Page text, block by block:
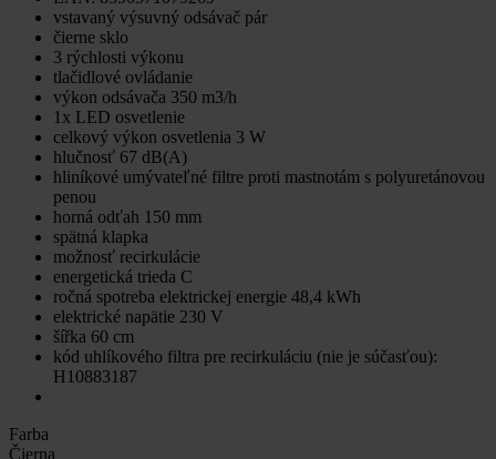
vstavaný výsuvný odsávač pár
čierne sklo
3 rýchlosti výkonu
tlačidlové ovládanie
výkon odsávača 350 m3/h
1x LED osvetlenie
celkový výkon osvetlenia 3 W
hlučnosť 67 dB(A)
hliníkové umývateľné filtre proti mastnotám s polyuretánovou
penou
horná odťah 150 mm
spätná klapka
možnosť recirkulácie
energetická trieda C
ročná spotreba elektrickej energie 48,4 kWh
elektrické napätie 230 V
šířka 60 cm
kód uhlíkového filtra pre recirkuláciu (nie je súčasťou):
H10883187
Farba
Čierna